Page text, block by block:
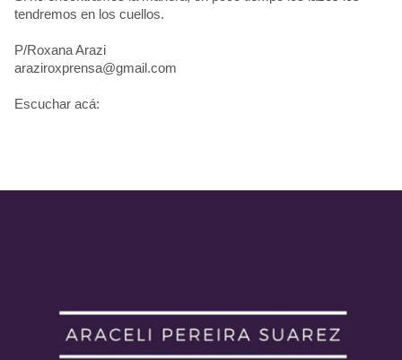
tendremos en los cuellos.
P/Roxana Arazi
araziroxprensa@gmail.com
Escuchar acá: